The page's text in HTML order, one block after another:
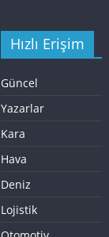
Hızlı Erişim
Güncel
Yazarlar
Kara
Hava
Deniz
Lojistik